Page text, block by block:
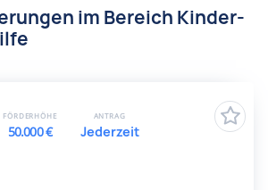
im Bereich Kinder-
FÖRDERHÖHE
50.000 €
ANTRAG
Jederzeit